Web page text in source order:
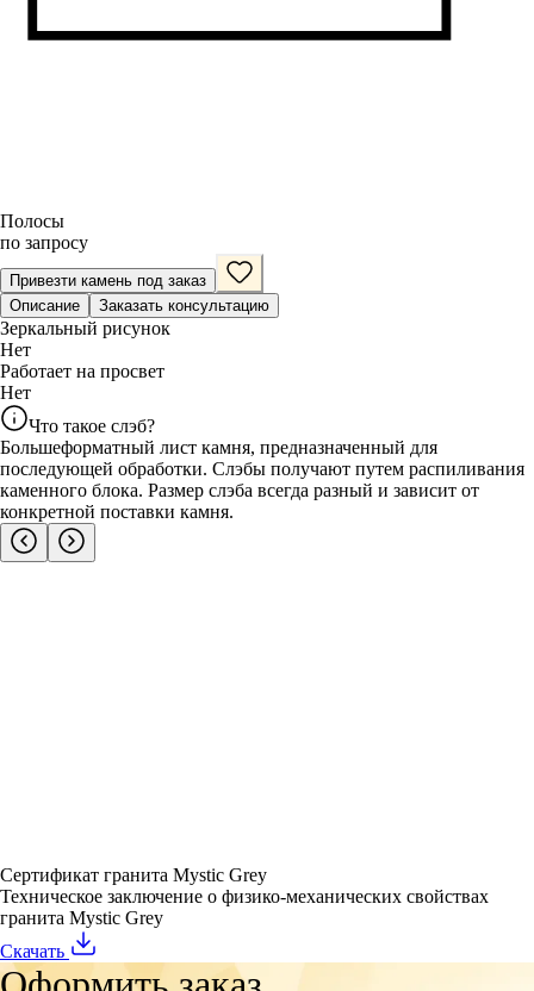
Полосы
по запросу
Привезти камень под заказ
Описание
Заказать консультацию
Зеркальный рисунок
Нет
Работает на просвет
Нет
Что такое слэб?
Большеформатный лист камня, предназначенный для
последующей обработки. Слэбы получают путем распиливания
каменного блока. Размер слэба всегда разный и зависит от
конкретной поставки камня.
Сертификат гранита Mystic Grey
Техническое заключение о физико-механических свойствах
гранита Mystic Grey
Скачать